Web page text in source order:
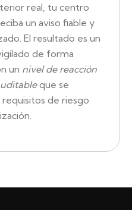
real, tu centro
un aviso fiable y
El resultado es un
de forma
un nivel de reacción
que se
requisitos de riesgo